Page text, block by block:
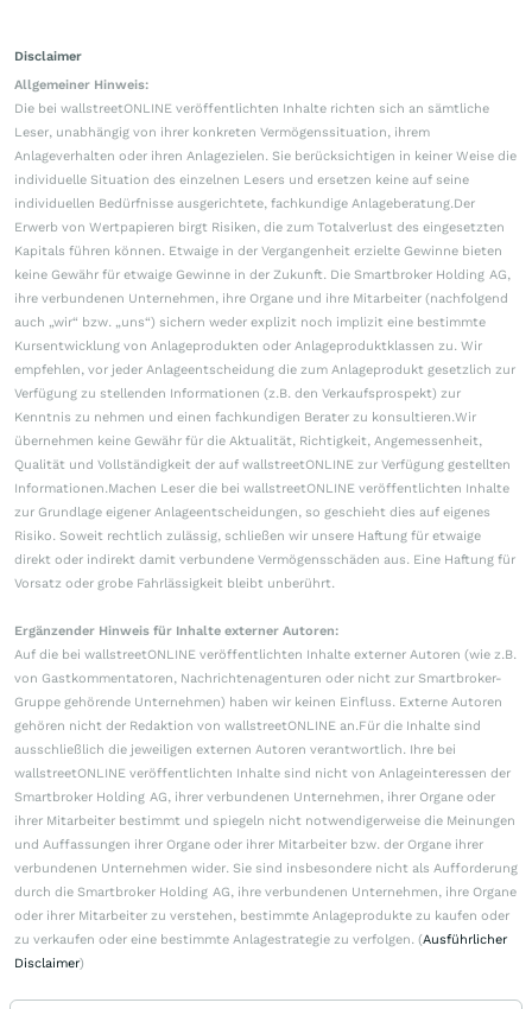
Disclaimer
Allgemeiner Hinweis:
Die bei wallstreetONLINE veröffentlichten Inhalte richten sich an sämtliche
Leser, unabhängig von ihrer konkreten Vermögenssituation, ihrem
Anlageverhalten oder ihren Anlagezielen. Sie berücksichtigen in keiner Weise die
individuelle Situation des einzelnen Lesers und ersetzen keine auf seine
individuellen Bedürfnisse ausgerichtete, fachkundige Anlageberatung.Der
Erwerb von Wertpapieren birgt Risiken, die zum Totalverlust des eingesetzten
Kapitals führen können. Etwaige in der Vergangenheit erzielte Gewinne bieten
keine Gewähr für etwaige Gewinne in der Zukunft. Die Smartbroker Holding AG,
ihre verbundenen Unternehmen, ihre Organe und ihre Mitarbeiter (nachfolgend
auch „wir“ bzw. „uns“) sichern weder explizit noch implizit eine bestimmte
Kursentwicklung von Anlageprodukten oder Anlageproduktklassen zu. Wir
empfehlen, vor jeder Anlageentscheidung die zum Anlageprodukt gesetzlich zur
Verfügung zu stellenden Informationen (z.B. den Verkaufsprospekt) zur
Kenntnis zu nehmen und einen fachkundigen Berater zu konsultieren.Wir
übernehmen keine Gewähr für die Aktualität, Richtigkeit, Angemessenheit,
Qualität und Vollständigkeit der auf wallstreetONLINE zur Verfügung gestellten
Informationen.Machen Leser die bei wallstreetONLINE veröffentlichten Inhalte
zur Grundlage eigener Anlageentscheidungen, so geschieht dies auf eigenes
Risiko. Soweit rechtlich zulässig, schließen wir unsere Haftung für etwaige
direkt oder indirekt damit verbundene Vermögensschäden aus. Eine Haftung für
Vorsatz oder grobe Fahrlässigkeit bleibt unberührt.
Ergänzender Hinweis für Inhalte externer Autoren:
Auf die bei wallstreetONLINE veröffentlichten Inhalte externer Autoren (wie z.B.
von Gastkommentatoren, Nachrichtenagenturen oder nicht zur Smartbroker-
Gruppe gehörende Unternehmen) haben wir keinen Einfluss. Externe Autoren
gehören nicht der Redaktion von wallstreetONLINE an.Für die Inhalte sind
ausschließlich die jeweiligen externen Autoren verantwortlich. Ihre bei
wallstreetONLINE veröffentlichten Inhalte sind nicht von Anlageinteressen der
Smartbroker Holding AG, ihrer verbundenen Unternehmen, ihrer Organe oder
ihrer Mitarbeiter bestimmt und spiegeln nicht notwendigerweise die Meinungen
und Auffassungen ihrer Organe oder ihrer Mitarbeiter bzw. der Organe ihrer
verbundenen Unternehmen wider. Sie sind insbesondere nicht als Aufforderung
durch die Smartbroker Holding AG, ihre verbundenen Unternehmen, ihre Organe
oder ihrer Mitarbeiter zu verstehen, bestimmte Anlageprodukte zu kaufen oder
zu verkaufen oder eine bestimmte Anlagestrategie zu verfolgen. (Ausführlicher
Disclaimer)